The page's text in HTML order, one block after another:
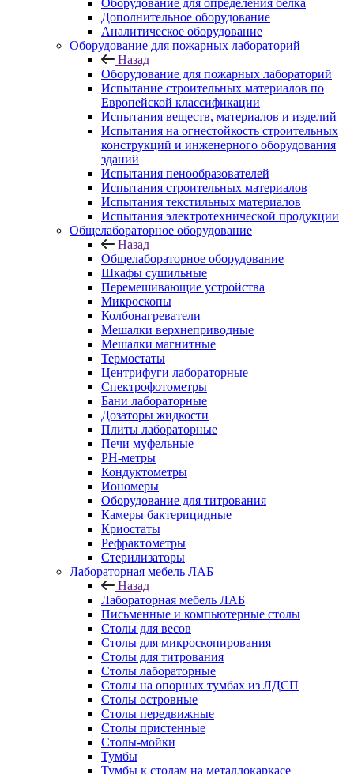
Оборудование для определения белка
Дополнительное оборудование
Аналитическое оборудование
Оборудование для пожарных лабораторий
Назад
Оборудование для пожарных лабораторий
Испытание строительных материалов по
Европейской классификации
Испытания веществ, материалов и изделий
Испытания на огнестойкость строительных
конструкций и инженерного оборудования
зданий
Испытания пенообразователей
Испытания строительных материалов
Испытания текстильных материалов
Испытания электротехнической продукции
Общелабораторное оборудование
Назад
Общелабораторное оборудование
Шкафы сушильные
Перемешивающие устройства
Микроскопы
Колбонагреватели
Мешалки верхнеприводные
Мешалки магнитные
Термостаты
Центрифуги лабораторные
Спектрофотометры
Бани лабораторные
Дозаторы жидкости
Плиты лабораторные
Печи муфельные
РН-метры
Кондуктометры
Иономеры
Оборудование для титрования
Камеры бактерицидные
Криостаты
Рефрактометры
Стерилизаторы
Лабораторная мебель ЛАБ
Назад
Лабораторная мебель ЛАБ
Письменные и компьютерные столы
Столы для весов
Столы для микроскопирования
Столы для титрования
Столы лабораторные
Столы на опорных тумбах из ЛДСП
Столы островные
Столы передвижные
Столы пристенные
Столы-мойки
Тумбы
Тумбы к столам на металлокаркасе